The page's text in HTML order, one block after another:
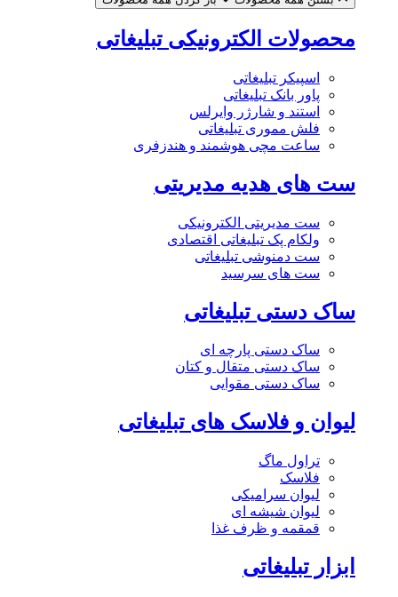
محصولات الکترونیکی تبلیغاتی
اسپیکر تبلیغاتی
پاور بانک تبلیغاتی
استند و شارژر وایرلس
فلش مموری تبلیغاتی
ساعت مچی هوشمند و هندزفری
ست های هدیه مدیریتی
ست مدیریتی الکترونیکی
ولکام پک تبلیغاتی اقتصادی
ست دمنوشی تبلیغاتی
ست های سرسید
ساک دستی تبلیغاتی
ساک دستی پارچه ای
ساک دستی متقال و کتان
ساک دستی مقوایی
لیوان و فلاسک های تبلیغاتی
تراول ماگ
فلاسک
لیوان سرامیکی
لیوان شیشه ای
قمقمه و ظرف غذا
ابزار تبلیغاتی